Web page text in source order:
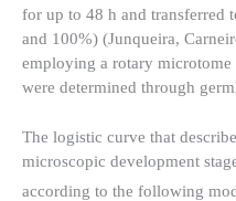
for up to 48 h and transferred
and 100%) (Junqueira,
employing a rotary
were determined through
The logistic curve that
microscopic development
according to the following